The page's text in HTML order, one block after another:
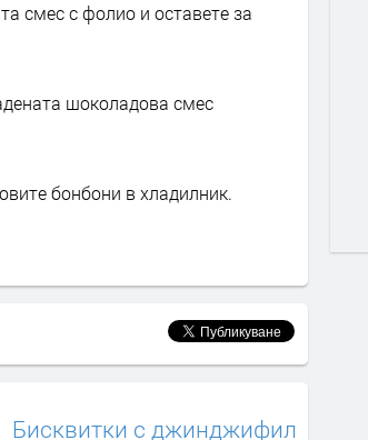
смес с фолио и оставете за
шоколадова смес
бонбони в хладилник.
Бисквитки с джинджифил